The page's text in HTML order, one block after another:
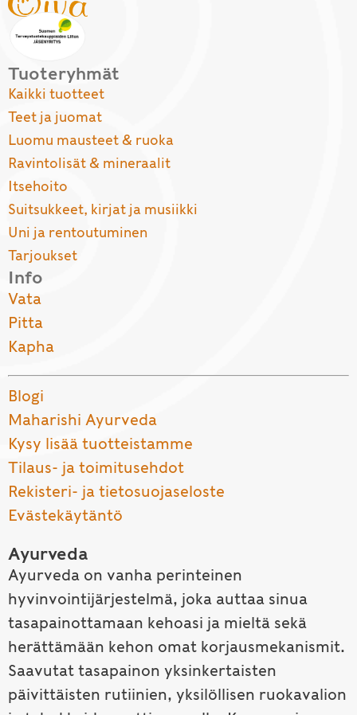
Tuoteryhmät
Kaikki tuotteet
Teet ja juomat
Luomu mausteet & ruoka
Ravintolisät & mineraalit
Itsehoito
Suitsukkeet, kirjat ja musiikki
Uni ja rentoutuminen
Tarjoukset
Info
Vata
Pitta
Kapha
Blogi
Maharishi Ayurveda
Kysy lisää tuotteistamme
Tilaus- ja toimitusehdot
Rekisteri- ja tietosuojaseloste
Evästekäytäntö
Ayurveda
Ayurveda on vanha perinteinen
hyvinvointijärjestelmä, joka auttaa sinua
tasapainottamaan kehoasi ja mieltä sekä
herättämään kehon omat korjausmekanismit.
Saavutat tasapainon yksinkertaisten
päivittäisten rutiinien, yksilöllisen ruokavalion